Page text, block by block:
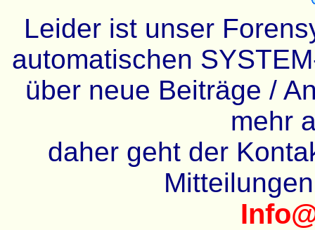
Leider ist unser
automatischen
über neue Beiträge /
mehr
daher geht der